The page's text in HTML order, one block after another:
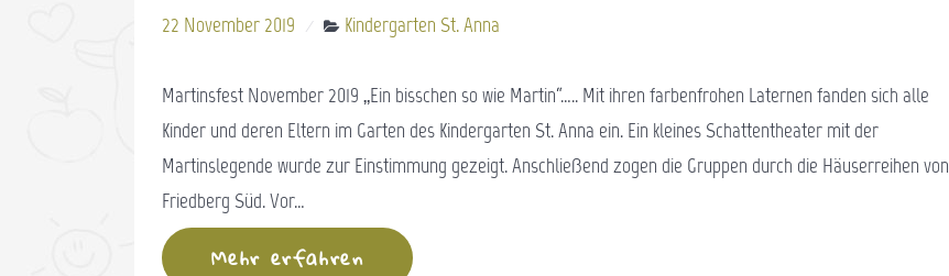
22 November 2019 Kindergarten St. Anna
Martinsfest November 2019 „Ein bisschen so wie Martin“….. Mit ihren farbenfrohen Laternen fanden sich alle
Kinder und deren Eltern im Garten des Kindergarten St. Anna ein. Ein kleines Schattentheater mit der
Martinslegende wurde zur Einstimmung gezeigt. Anschließend zogen die Gruppen durch die Häuserreihen von
Friedberg Süd. Vor…
Mehr erfahren